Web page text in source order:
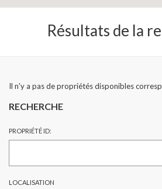
Résultats de la
Il n'y a pas de propriétés disponibles
RECHERCHE
PROPRIÉTÉ ID:
LOCALISATION